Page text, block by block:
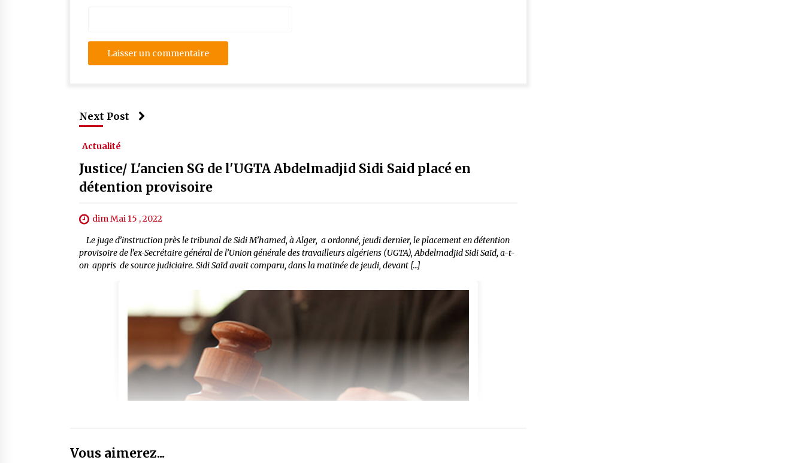
Next Post
Actualité
Justice/ L'ancien SG de l'UGTA Abdelmadjid Sidi Said placé en
détention provisoire
dim Mai 15 , 2022
Le juge d’instruction près le tribunal de Sidi M’hamed, à Alger, a ordonné, jeudi dernier, le placement en détention
provisoire de l’ex-Secrétaire général de l’Union générale des travailleurs algériens (UGTA), Abdelmadjid Sidi Saïd, a-t-
on appris de source judiciaire. Sidi Saïd avait comparu, dans la matinée de jeudi, devant […]
Vous aimerez...